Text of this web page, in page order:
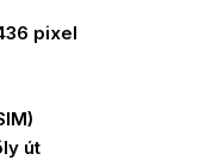
pixel
út